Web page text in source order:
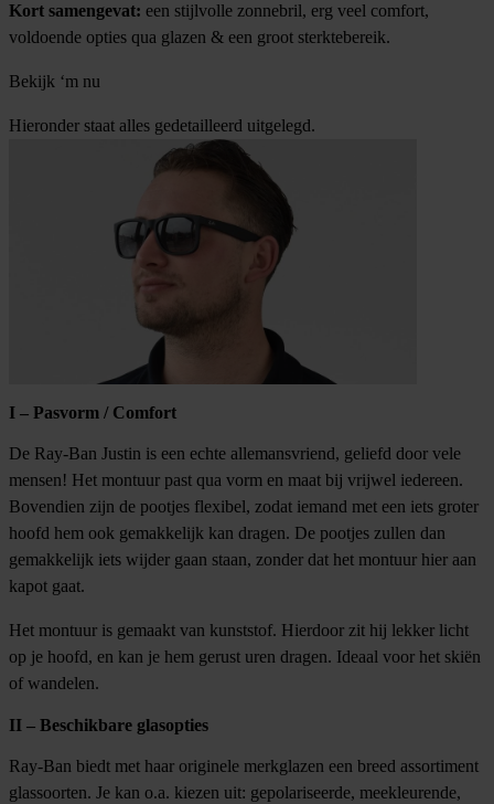
Kort samengevat: een stijlvolle zonnebril, erg veel comfort,
voldoende opties qua glazen & een groot sterktebereik.
Bekijk ‘m nu
Hieronder staat alles gedetailleerd uitgelegd.
I – Pasvorm / Comfort
De Ray-Ban Justin is een echte allemansvriend, geliefd door vele
mensen! Het montuur past qua vorm en maat bij vrijwel iedereen.
Bovendien zijn de pootjes flexibel, zodat iemand met een iets groter
hoofd hem ook gemakkelijk kan dragen. De pootjes zullen dan
gemakkelijk iets wijder gaan staan, zonder dat het montuur hier aan
kapot gaat.
Het montuur is gemaakt van kunststof. Hierdoor zit hij lekker licht
op je hoofd, en kan je hem gerust uren dragen. Ideaal voor het skiën
of wandelen.
II – Beschikbare glasopties
Ray-Ban biedt met haar originele merkglazen een breed assortiment
glassoorten. Je kan o.a. kiezen uit: gepolariseerde, meekleurende,